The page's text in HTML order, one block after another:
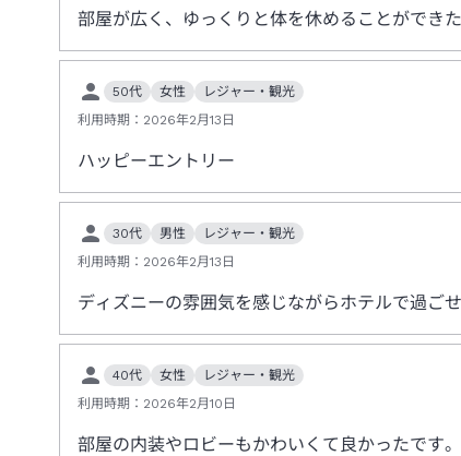
部屋が広く、ゆっくりと体を休めることができた
50代 女性
レジャー・観光
利用時期： 2026年2月13日
ハッピーエントリー
30代 男性
レジャー・観光
利用時期： 2026年2月13日
ディズニーの雰囲気を感じながらホテルで過ご
40代 女性
レジャー・観光
利用時期： 2026年2月10日
部屋の内装やロビーもかわいくて良かったです。